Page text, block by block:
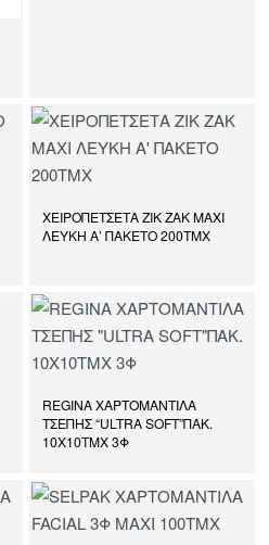
ΧΕΙΡΟΠΕΤΣΕΤΑ ΖΙΚ ΖΑΚ ΜΑΧΙ
ΛΕΥΚΗ Α’ ΠΑΚΕΤΟ 200ΤΜΧ
REGINA ΧΑΡΤΟΜΑΝΤΙΛΑ
ΤΣΕΠΗΣ “ULTRA SOFT”ΠΑΚ.
10Χ10ΤΜΧ 3Φ